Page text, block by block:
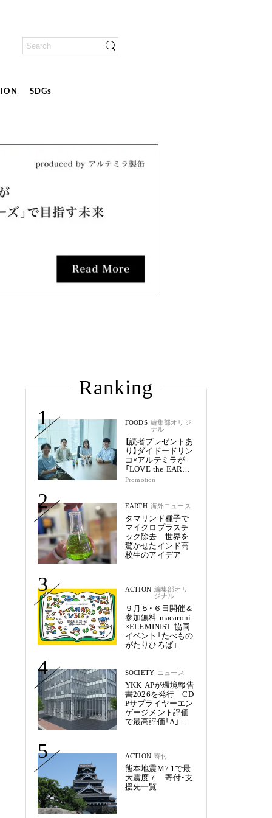
SDGs
Ranking
1
FOODS 編集部オリジ
ナル
【読者プレゼントあ
り】ダイドードリン
コ×アルテミラが
「LOVE the EARTH
シリーズ」で目指す
Promotion
2 EARTH 海外ニュース
タマリンド種子で
マイクロプラスチ
ック除去 世界を
驚かせたインド高
校生のアイデア
3 ACTION 編集部オリ
ジナル
９月５・６日開催＆
参加無料 macaroni
×ELEMINIST 協同
イベント「たべもの
がたりひろば」
4 SOCIETY ニュース
YKK APが環境報告
書2026を発行 CD
Pサプライヤーエン
ゲージメント評価
で最高評価「A」を
5 ACTION 寄付
熊本地震M7.1で最
大震度７ 寄付・支
援先一覧